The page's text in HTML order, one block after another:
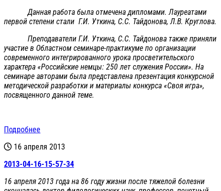
Данная работа была отмечена дипломами. Лауреатами
первой степени стали Г.И. Уткина, С.С. Тайдонова, Л.В. Круглова.
Преподаватели Г.И. Уткина, С.С. Тайдонова также приняли
участие в Областном семинаре-практикуме по организации
современного интегрированного урока просветительского
характера «Российские немцы: 250 лет служения России». На
семинаре авторами была представлена презентация конкурсной
методической разработки и материалы конкурса «Своя игра»,
посвященного данной теме.
Подробнее
16 апреля 2013
2013-04-16-15-57-34
16 апреля 2013 года на 86 году жизни после тяжелой болезни